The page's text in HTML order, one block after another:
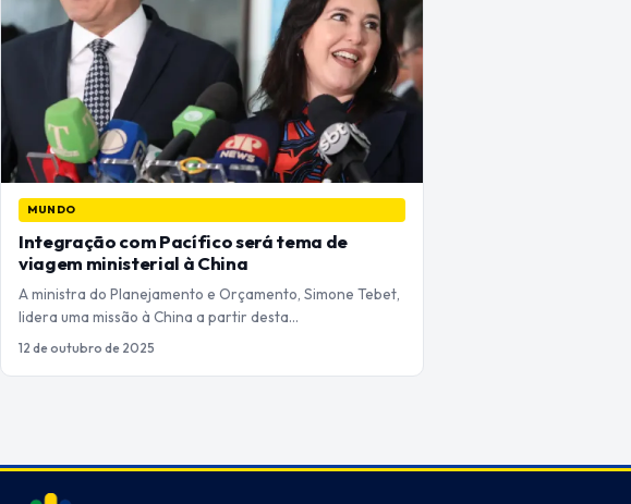
MUNDO
Integração com Pacífico será tema de
viagem ministerial à China
A ministra do Planejamento e Orçamento, Simone Tebet,
lidera uma missão à China a partir desta…
12 de outubro de 2025